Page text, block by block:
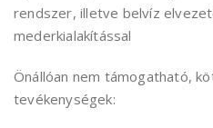
rendszer, illetve belvíz
mederkialakítással
Önállóan nem támogatható,
tevékenységek: